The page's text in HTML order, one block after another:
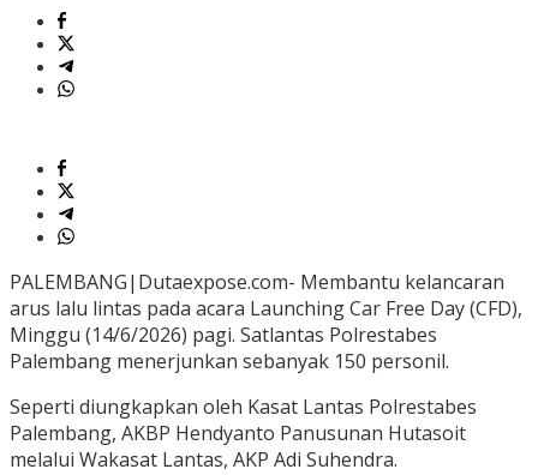
PALEMBANG|Dutaexpose.com- Membantu kelancaran
arus lalu lintas pada acara Launching Car Free Day (CFD),
Minggu (14/6/2026) pagi. Satlantas Polrestabes
Palembang menerjunkan sebanyak 150 personil.
Seperti diungkapkan oleh Kasat Lantas Polrestabes
Palembang, AKBP Hendyanto Panusunan Hutasoit
melalui Wakasat Lantas, AKP Adi Suhendra.